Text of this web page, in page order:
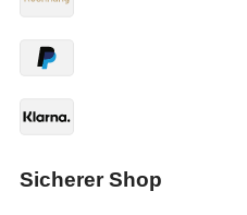
Sicherer Shop